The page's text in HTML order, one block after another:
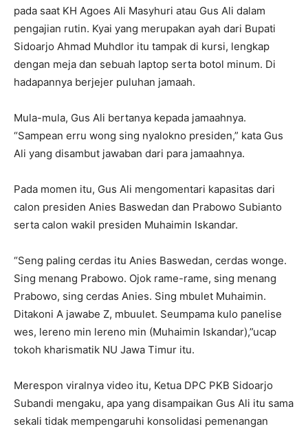
pada saat KH Agoes Ali Masyhuri atau Gus Ali dalam
pengajian rutin. Kyai yang merupakan ayah dari Bupati
Sidoarjo Ahmad Muhdlor itu tampak di kursi, lengkap
dengan meja dan sebuah laptop serta botol minum. Di
hadapannya berjejer puluhan jamaah.
Mula-mula, Gus Ali bertanya kepada jamaahnya.
“Sampean erru wong sing nyalokno presiden,” kata Gus
Ali yang disambut jawaban dari para jamaahnya.
Pada momen itu, Gus Ali mengomentari kapasitas dari
calon presiden Anies Baswedan dan Prabowo Subianto
serta calon wakil presiden Muhaimin Iskandar.
“Seng paling cerdas itu Anies Baswedan, cerdas wonge.
Sing menang Prabowo. Ojok rame-rame, sing menang
Prabowo, sing cerdas Anies. Sing mbulet Muhaimin.
Ditakoni A jawabe Z, mbuulet. Seumpama kulo panelise
wes, lereno min lereno min (Muhaimin Iskandar),”ucap
tokoh kharismatik NU Jawa Timur itu.
Merespon viralnya video itu, Ketua DPC PKB Sidoarjo
Subandi mengaku, apa yang disampaikan Gus Ali itu sama
sekali tidak mempengaruhi konsolidasi pemenangan